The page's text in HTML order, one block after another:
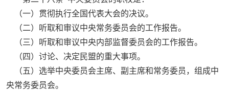
（一）贯彻执行全国代表大会的决议。
（二）听取和审议中央常务委员会的工作报告。
（三）听取和审议中央内部监督委员会的工作报告。
（四）讨论、决定民盟的重大事项。
（五）选举中央委员会主席、副主席和常务委员，组成中
央常务委员会。